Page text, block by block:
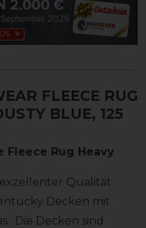
FLEECE RUG
BLUE, 125
Rug Heavy
Qualität
Decken mit
Die Decken sind